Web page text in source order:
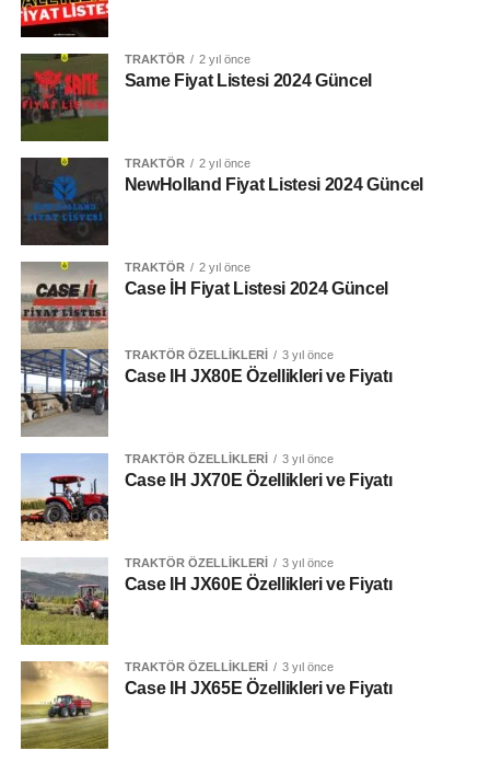
12 + 12
Silindir Hacmi
3 / 2,9 L
Kaldırma Kapasitesi
2700 Kg
Yakıt Deposu
Tork Rezervi
AdBlue Deposu
[adinserter block=”5″]
Motor
Model Kodu
–
Maksimum Güç – (ECE R120)
Case IH JX70E FAZ V
Beygir Gücü
Tork
291 Nm
Vites Seçeneği
12 + 12
Silindir Hacmi
3 / 2,9 L
TRAKTÖR 2 yıl önce
Same Fiyat Listesi 2024 Güncel
TRAKTÖR 2 yıl önce
NewHolland Fiyat Listesi 2024 Güncel
TRAKTÖR 2 yıl önce
Case İH Fiyat Listesi 2024 Güncel
TRAKTÖR ÖZELLIKLERI 3 yıl önce
Case IH JX80E Özellikleri ve Fiyatı
TRAKTÖR ÖZELLIKLERI 3 yıl önce
Case IH JX70E Özellikleri ve Fiyatı
TRAKTÖR ÖZELLIKLERI 3 yıl önce
Case IH JX60E Özellikleri ve Fiyatı
TRAKTÖR ÖZELLIKLERI 3 yıl önce
Case IH JX65E Özellikleri ve Fiyatı